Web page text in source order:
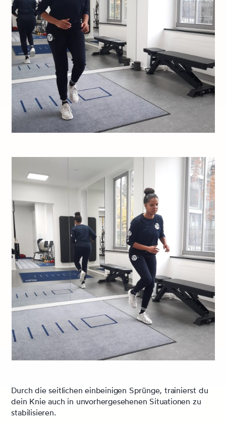
Durch die seitlichen einbeinigen Sprünge, trainierst du
dein Knie auch in unvorhergesehenen Situationen zu
stabilisieren.